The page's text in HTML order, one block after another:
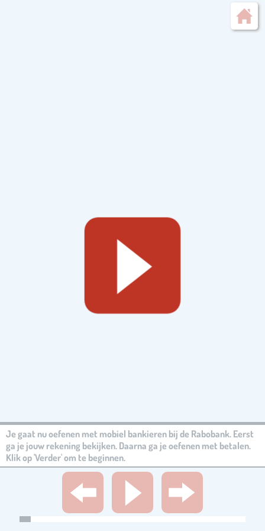
Je gaat nu oefenen met mobiel bankieren bij de Rabobank. Eerst
ga je jouw rekening bekijken. Daarna ga je oefenen met betalen.
Klik op 'Verder' om te beginnen.